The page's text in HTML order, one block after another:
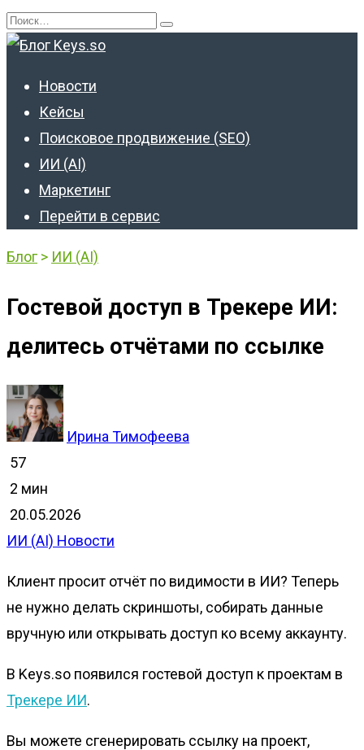
Перейти
к
Search
for:
Новости
Кейсы
Поисковое продвижение (SEO)
ИИ (AI)
Маркетинг
Перейти в сервис
Блог > ИИ (AI)
Гостевой доступ в Трекере ИИ:
делитесь отчётами по ссылке
Ирина Тимофеева
57
2 мин
20.05.2026
ИИ (AI) Новости
Клиент просит отчёт по видимости в ИИ? Теперь
не нужно делать скриншоты, собирать данные
вручную или открывать доступ ко всему аккаунту.
В Keys.so появился гостевой доступ к проектам в
Трекере ИИ.
Вы можете сгенерировать ссылку на проект,